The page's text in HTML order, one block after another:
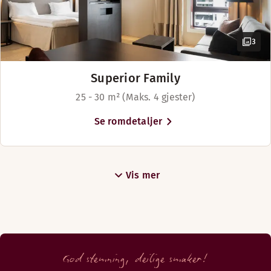
3
Superior Family
25 - 30 m² (Maks. 4 gjester)
Se romdetaljer
Vis mer
God stemning, deilige smaker!
Avhengig av tilgjengelighet
Senger for opptil 6 personer